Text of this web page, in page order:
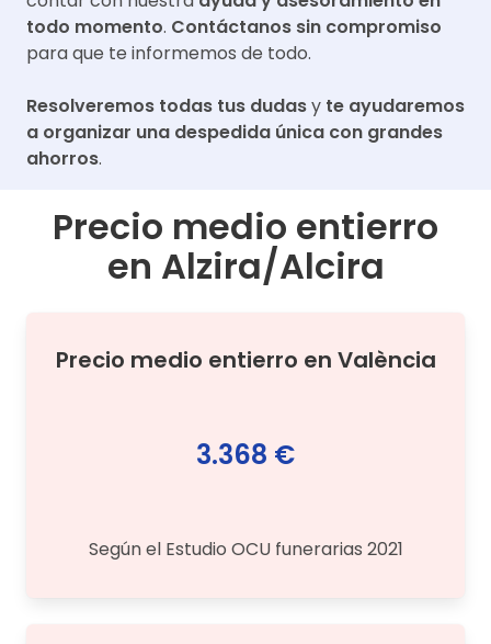
todo momento. Contáctanos sin compromiso
para que te informemos de todo.
Resolveremos todas tus dudasy te ayudaremos
a organizar una despedida única con grandes
ahorros.
Precio medio entierro
en Alzira/Alcira
Precio medio entierro en València
3.368 €
Según el Estudio OCU funerarias 2021